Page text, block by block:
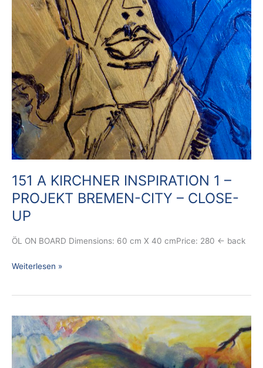
151 A KIRCHNER INSPIRATION 1 –
PROJEKT BREMEN-CITY – CLOSE-
UP
ÖL ON BOARD Dimensions: 60 cm X 40 cmPrice: 280 ← back
Weiterlesen »
144
A
TRAUMLANDSCHAFT
CLOSE-